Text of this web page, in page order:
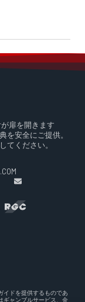
扉を開きます
を安全にご提供。
てください。
イドを提供するものであ
ギャンブルサービス、金